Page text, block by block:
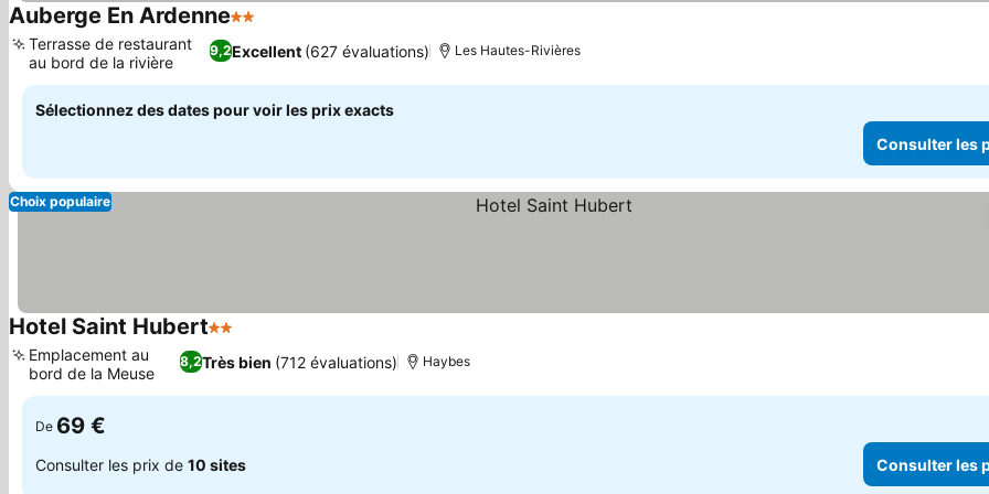
Auberge En Ardenne2 Étoiles
9,2Excellent (627 évaluations)
Terrasse de restaurant
au bord de la rivière
Les Hautes-Rivières
Sélectionnez des dates pour voir les prix exacts
Consulter les
Choix populaire
Hotel Saint Hubert2 Étoiles
8,2Très bien (712 évaluations)
Emplacement au
bord de la Meuse
Haybes
De 69 €
Consulter les prix de 10 sites Consulter les